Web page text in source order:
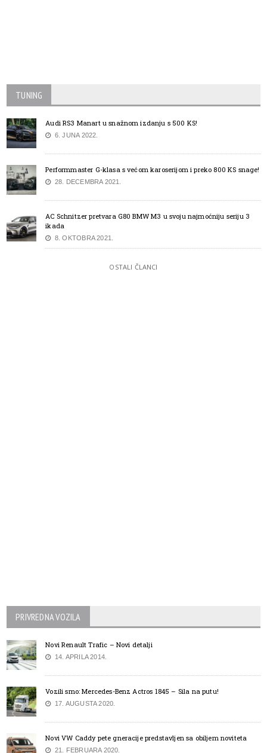
TUNING
Audi RS3 Manart u snažnom izdanju s 500 KS!
6. JUNA 2022.
Performmaster G-klasa s većom karoserijom i preko 800 KS snage!
28. DECEMBRA 2021.
AC Schnitzer pretvara G80 BMW M3 u svoju najmoćniju seriju 3
ikada
8. OKTOBRA 2021.
OSTALI ČLANCI
PRIVREDNA VOZILA
Novi Renault Trafic – Novi detalji
14. APRILA 2014.
Vozili smo: Mercedes-Benz Actros 1845 – Sila na putu!
17. AUGUSTA 2020.
Novi VW Caddy pete gneracije predstavljen sa obiljem noviteta
21. FEBRUARA 2020.